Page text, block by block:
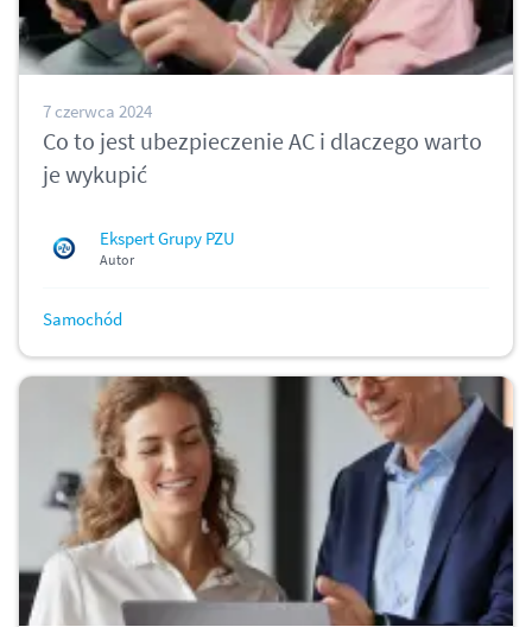
7 czerwca 2024
Co to jest ubezpieczenie AC i dlaczego warto
je wykupić
Ekspert Grupy PZU
Autor
Samochód